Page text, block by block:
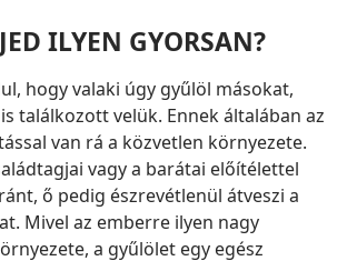
ILYEN GYORSAN?
hogy valaki úgy gyűlöl másokat,
találkozott velük. Ennek általában az
van rá a közvetlen környezete.
vagy a barátai előítélettel
ő pedig észrevétlenül átveszi a
Mivel az emberre ilyen nagy
a gyűlölet egy egész